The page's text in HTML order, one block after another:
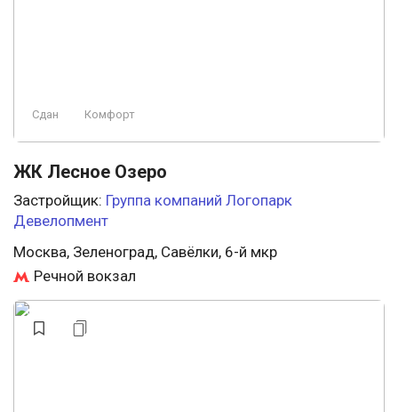
Строится, есть сданные
Сдан Комфорт
ЖК Лесное Озеро
Застройщик: Группа компаний Логопарк
Девелопмент
Москва, Зеленоград, Савёлки, 6-й мкр
Речной вокзал